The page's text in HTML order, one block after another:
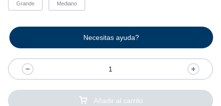
Grande Mediano
Añadir al carrito
Necesitas ayuda?